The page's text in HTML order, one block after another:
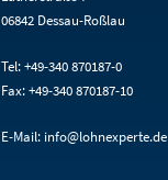
06842 Dessau-Roßlau
Tel: +49-340 870187-0
Fax: +49-340 870187-10
E-Mail: info@lohnexperte.de